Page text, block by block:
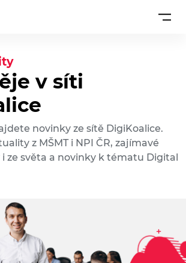
v síti
novinky ze sítě DigiKoalice.
z MŠMT i NPI ČR, zajímavé
ze světa a novinky k tématu Digital